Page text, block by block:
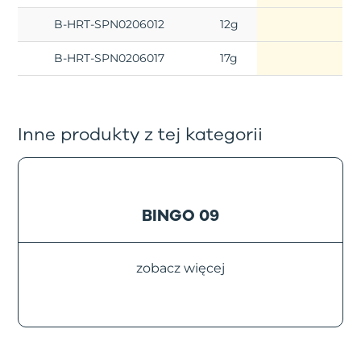
B-HRT-SPN0206012 12g
B-HRT-SPN0206017 17g
Inne produkty z tej kategorii
BINGO 09
zobacz więcej